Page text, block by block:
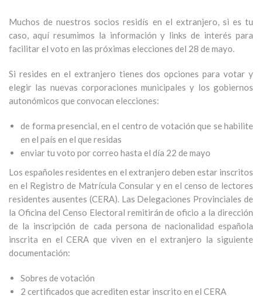
Muchos de nuestros socios residís en el extranjero, si es tu
caso, aquí resumimos la información y links de interés para
facilitar el voto en las próximas elecciones del 28 de mayo.
Si resides en el extranjero tienes dos opciones para votar y
elegir las nuevas corporaciones municipales y los gobiernos
autonómicos que convocan elecciones:
de forma presencial, en el centro de votación que se habilite
en el país en el que residas
enviar tu voto por correo hasta el día 22 de mayo
Los españoles residentes en el extranjero deben estar inscritos
en el Registro de Matrícula Consular y en el censo de lectores
residentes ausentes (CERA). Las Delegaciones Provinciales de
la Oficina del Censo Electoral remitirán de oficio a la dirección
de la inscripción de cada persona de nacionalidad española
inscrita en el CERA que viven en el extranjero la siguiente
documentación:
Sobres de votación
2 certificados que acrediten estar inscrito en el CERA